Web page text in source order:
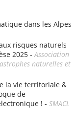
dans les Alpes
risques naturels
2025 - Association
naturelles et
la vie territoriale &
de
! - SMACL